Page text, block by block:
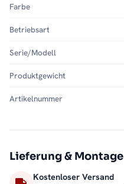
Farbe
Betriebsart
Serie/Modell
Produktgewicht
Artikelnummer
Lieferung & Montage
Kostenloser Versand